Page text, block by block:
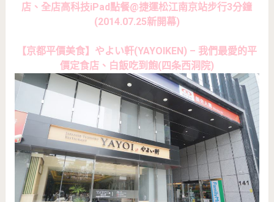
店、全店高科技iPad點餐@捷運松江南京站步行3分鐘
(2014.07.25新開幕)
【京都平價美食】やよい軒(YAYOIKEN) – 我們最愛的平
價定食店、白飯吃到飽(四条西洞院)